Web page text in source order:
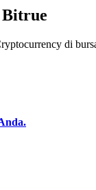
di